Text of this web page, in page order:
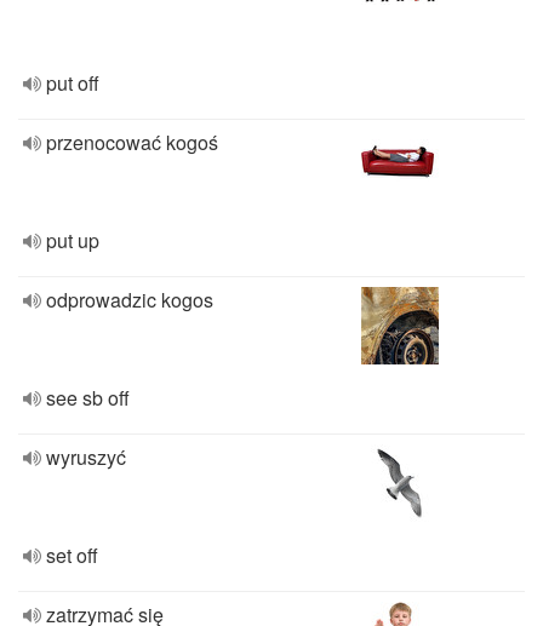
put off
przenocować kogoś
put up
odprowadzic kogos
see sb off
wyruszyć
set off
zatrzymać się